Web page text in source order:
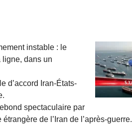
instable : le
ligne, dans un
d’accord Iran-États-
spectaculaire par
de l’Iran de l’après-guerre.